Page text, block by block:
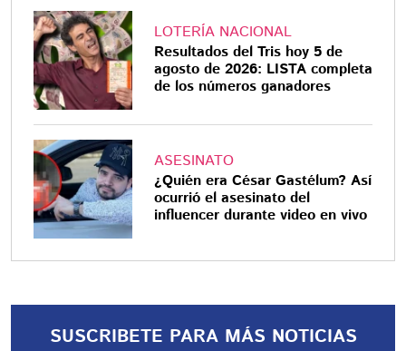
LOTERÍA NACIONAL
Resultados del Tris hoy 5 de
agosto de 2026: LISTA completa
de los números ganadores
ASESINATO
¿Quién era César Gastélum? Así
ocurrió el asesinato del
influencer durante video en vivo
SUSCRIBETE PARA MÁS NOTICIAS